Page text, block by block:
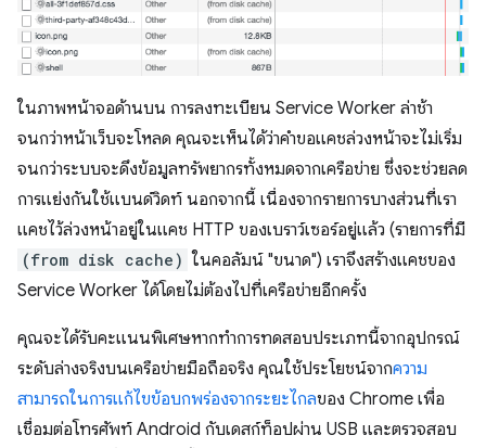
ในภาพหน้าจอด้านบน การลงทะเบียน Service Worker ล่าช้า
จนกว่าหน้าเว็บจะโหลด คุณจะเห็นได้ว่าคําขอแคชล่วงหน้าจะไม่เริ่ม
จนกว่าระบบจะดึงข้อมูลทรัพยากรทั้งหมดจากเครือข่าย ซึ่งจะช่วยลด
การแย่งกันใช้แบนด์วิดท์ นอกจากนี้ เนื่องจากรายการบางส่วนที่เรา
แคชไว้ล่วงหน้าอยู่ในแคช HTTP ของเบราว์เซอร์อยู่แล้ว (รายการที่มี
(from disk cache) ในคอลัมน์ "ขนาด") เราจึงสร้างแคชของ
Service Worker ได้โดยไม่ต้องไปที่เครือข่ายอีกครั้ง
คุณจะได้รับคะแนนพิเศษหากทำการทดสอบประเภทนี้จากอุปกรณ์
ระดับล่างจริงบนเครือข่ายมือถือจริง คุณใช้ประโยชน์จากความ
สามารถในการแก้ไขข้อบกพร่องจากระยะไกลของ Chrome เพื่อ
เชื่อมต่อโทรศัพท์ Android กับเดสก์ท็อปผ่าน USB และตรวจสอบ